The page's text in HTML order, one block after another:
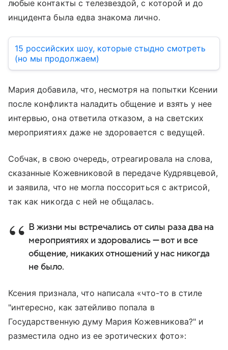
любые контакты с телезвездой, с которой и до
инцидента была едва знакома лично.
15 российских шоу, которые стыдно смотреть
(но мы продолжаем)
Мария добавила, что, несмотря на попытки Ксении
после конфликта наладить общение и взять у нее
интервью, она ответила отказом, а на светских
мероприятиях даже не здоровается с ведущей.
Собчак, в свою очередь, отреагировала на слова,
сказанные Кожевниковой в передаче Кудрявцевой,
и заявила, что не могла поссориться с актрисой,
так как никогда с ней не общалась.
В жизни мы встречались от силы раза два на
мероприятиях и здоровались — вот и все
общение, никаких отношений у нас никогда
не было.
Ксения признала, что написала «что-то в стиле
"интересно, как затейливо попала в
Государственную думу Мария Кожевникова?" и
разместила одно из ее эротических фото»: